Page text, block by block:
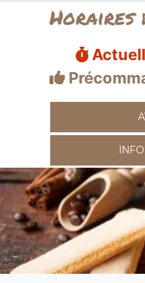
Horaires